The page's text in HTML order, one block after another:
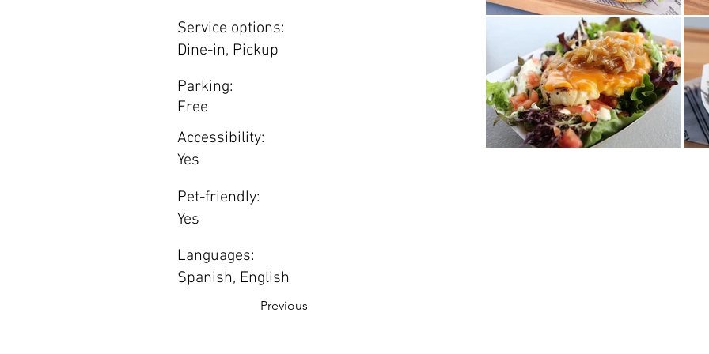
Service options:
Dine-in, Pickup
Parking:
Free
Accessibility:
Yes
Pet-friendly:
Yes
Languages:
Spanish, English
Previous